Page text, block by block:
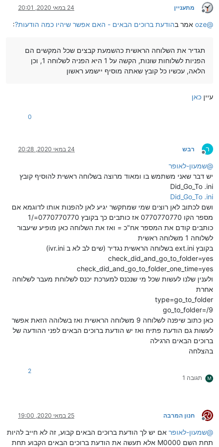
מנותק
מתעניין 24 במאי 2020, 20:01
@
oze אמר בהודעת ברוכים הבאים - האם אפשר שיהיו כמה הודעות?:
תגדיר את השלוחה הראשית כהשמעת קבצים שכל המקשים הם
הפניות לשלוחות שונות, הקשה על 1 היא הפניה לשלוחה 1, וכן
הלאה, עכשיו כל קובץ שאתה מוסיף יישמע ראשון
עיין כאן
0
ר
מנותק
רבש 24 במאי 2020, 20:28
@שמעון-לאופר
יש דבר שאני משתמש בו ומאוד מרוצה בשלוחה ראשית להוסיף קובץ
Did_Go_To .ini
Did_Go_To .ini
ושם לכתוב לאן רוצים שמי שמתקשר יגיע לאן להפנות אותו לדוגמא אם
מספר הקו 0770770770 אז כותבים כך בקובץ 0770770770=/1
כותבים קודם את המספר אח"כ = ואז את השלוחה כאן מופיע שיעבור
לשלוחה 1 משלוחה ראשית
בקובץ ext.ini בשלוחה הראשית נגדיר (שים לב לא ב ivr.ini)
check_did_and_go_to_folder=yes
check_did_and_go_to_folder_one_time=yes
ולענין שלנו לעשות שכל מי שנכנס למערכת יכנס לשלוחת מעבר לשלוחה
אחרת
type=go_to_folder
go_to_folder=/9
כאן כתוב שיפנה לשלוחה 9 משלוחה הראשית ואז בשלוהה הזאת אפשר
לעשות גם הודעת פתיח ואז יש הודעת ברוכים הבאים לפני ההודעה של
ברוכים הבאים הרגילה
בהצלחה
M תגובה 1
2
מנותק
חנון המרבה 25 במאי 2020, 19:00
@שמעון-לאופר אם יש לך הודעת ברוכים הבאים קבוע, זה לא חייב להיות
תחת השם M0000 אלא תעשה את הודעת ברוכים הבאים הקבוע תחת